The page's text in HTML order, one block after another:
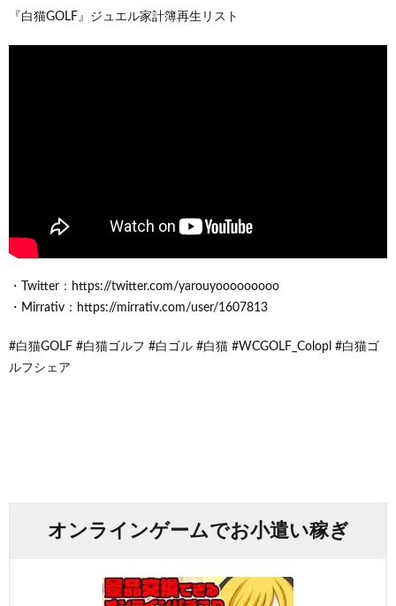
『白猫GOLF』ジュエル家計簿再生リスト
・Twitter：https://twitter.com/yarouyooooooooo
・Mirrativ：https://mirrativ.com/user/1607813
#白猫GOLF #白猫ゴルフ #白ゴル #白猫 #WCGOLF_Colopl #白猫ゴ
ルフシェア
オンラインゲームでお小遣い稼ぎ